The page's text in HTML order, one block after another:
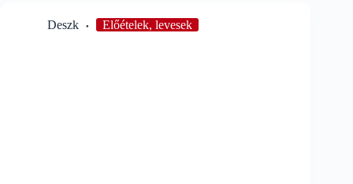
Deszk Előételek, levesek